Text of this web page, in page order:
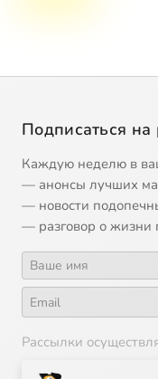
Подписаться на
Каждую неделю в
— анонсы лучших
— новости
— разговор о жизни
Рассылки